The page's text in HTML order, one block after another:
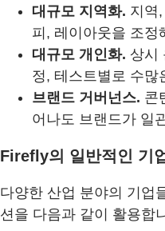
대규모 지역화. 지역
피, 레이아웃을 조정
대규모 개인화. 상시
정, 테스트별로 수많
브랜드 거버넌스. 콘
어나도 브랜드가 일
Firefly의 일반적인 기
다양한 산업 분야의 기업
션을 다음과 같이 활용합